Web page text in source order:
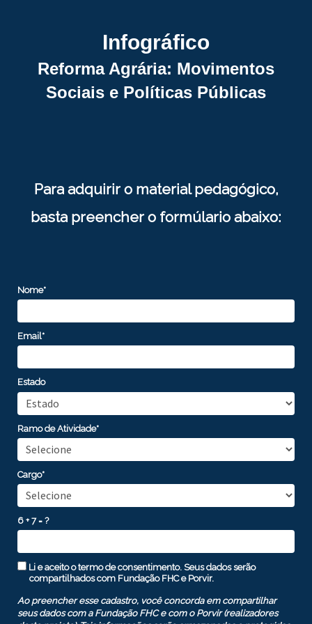
Infográfico
Reforma Agrária: Movimentos
Sociais e Políticas Públicas
Para adquirir o material pedagógico,
basta preencher o formúlario abaixo:
Nome*
Email*
Estado
Ramo de Atividade*
Cargo*
6 + 7 = ?
Li e aceito o termo de consentimento. Seus dados serão
compartilhados com Fundação FHC e Porvir.
Ao preencher esse cadastro, você concorda em compartilhar
seus dados com a Fundação FHC e com o Porvir (realizadores